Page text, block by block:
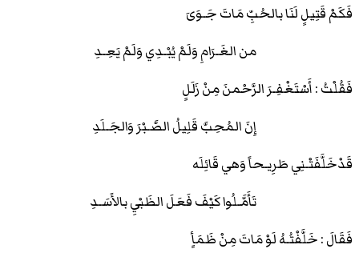
فَكَمْ قَتِيلٍ لَنَا بالحُبِّ مَاتَ جَـوَىَ
من الغَـرَامِ وَلَمْ يُبْـدِي وَلَمْ يَعِـدِ
فَقُلْتُ : أَسْتَغْفِـرَ الرَّحْمنَ مِنْ زَلَلٍ
إِنَ المُحِبَّ قَلِيلُ الصَّـبْرَ وَالجَـلَدِ
قَدْخَلَّفَتْـنِي طَرِيـحاً وَهي قَائِلَه
تَأَمَّـلُوا كَيْفَ فَعَلَ الظَبْيِ بالأَسَـدِ
فَقَالَ : خَلَّفْتُـهُ لَوْ مَاتَ مِنْ ظَمَأٍ